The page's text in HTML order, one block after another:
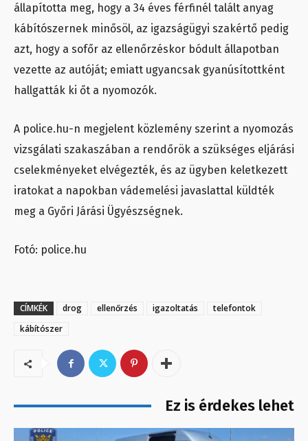
állapította meg, hogy a 34 éves férfinél talált anyag
kábítószernek minősöl, az igazságügyi szakértő pedig
azt, hogy a sofőr az ellenőrzéskor bódult állapotban
vezette az autóját; emiatt ugyancsak gyanúsítottként
hallgatták ki őt a nyomozók.
A police.hu-n megjelent közlemény szerint a nyomozás
vizsgálati szakaszában a rendőrök a szükséges eljárási
cselekményeket elvégezték, és az ügyben keletkezett
iratokat a napokban vádemelési javaslattal küldték
meg a Győri Járási Ügyészségnek.
Fotó: police.hu
CÍMKÉK drog ellenőrzés igazoltatás
telefontok
kábítószer
Ez is érdekes lehet